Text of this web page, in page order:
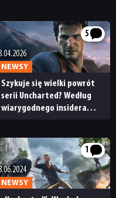
5
NEWSY
Szykuje się wielki powrót
serii Uncharted? Według
wiarygodnego insidera
1
NEWSY